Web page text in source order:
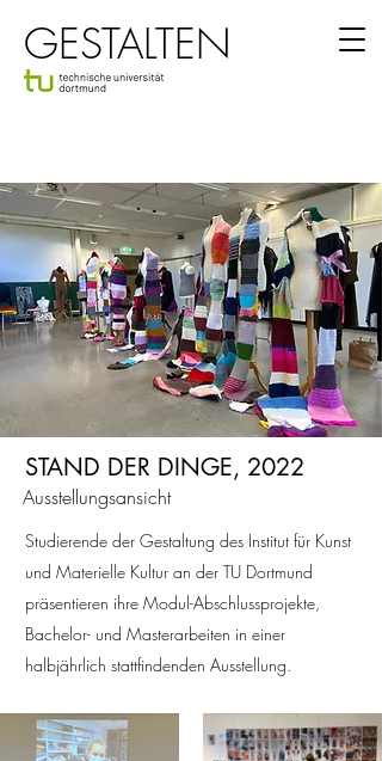
GESTALTEN
STAND DER DINGE, 2022
Ausstellungsansicht
Studierende der Gestaltung des Institut für Kunst
und Materielle Kultur an der TU Dortmund
präsentieren ihre Modul-Abschlussprojekte,
Bachelor- und Masterarbeiten in einer
halbjährlich stattfindenden Ausstellung.